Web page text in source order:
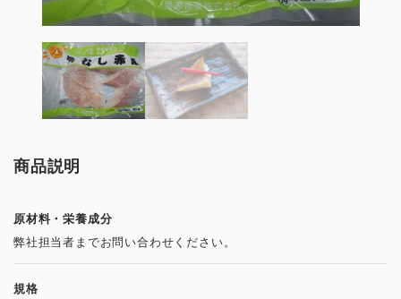
商品説明
原材料・栄養成分
弊社担当者までお問い合わせください。
規格